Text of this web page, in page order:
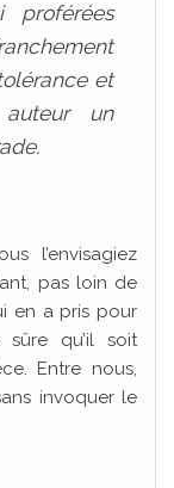
proférées
et
un
l’envisagiez
pas loin de
en a pris pour
qu’il soit
Entre nous,
invoquer le